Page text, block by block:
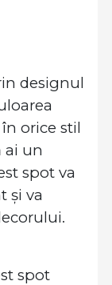
designul
orice stil
ai un
spot va
și va
spot